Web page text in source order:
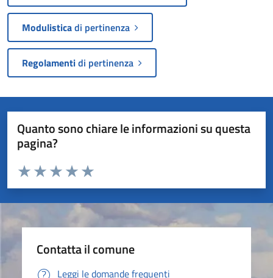
Modulisticadi pertinenza
Regolamentidi pertinenza
Quanto sono chiare le informazioni su questa
pagina?
Valuta da 1 a 5 stelle la pagina
Valuta 5 stelle su 5
Valuta 4 stelle su 5
Valuta 3 stelle su 5
Valuta 2 stelle su 5
Valuta 1 stelle su 5
Contatta il comune
Leggi le domande frequenti